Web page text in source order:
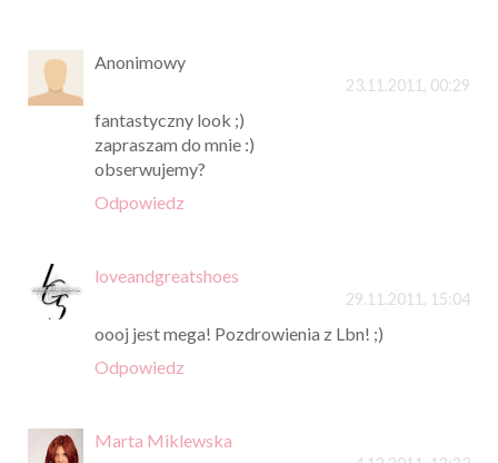
Anonimowy
23.11.2011, 00:29
fantastyczny look ;)
zapraszam do mnie :)
obserwujemy?
Odpowiedz
loveandgreatshoes
29.11.2011, 15:04
oooj jest mega! Pozdrowienia z Lbn! ;)
Odpowiedz
Marta Miklewska